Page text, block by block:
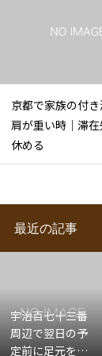
京都で家族の付
肩が重い時｜滞
休める
最近の記事
宇治百七十三番
周辺で翌日の予
定前に足元を軽